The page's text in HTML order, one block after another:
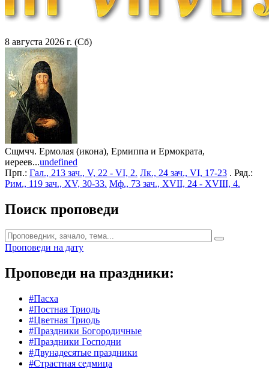
8 августа 2026 г. (Сб)
Сщмчч. Ермолая (икона), Ермиппа и Ермократа,
иереев...undefined
Прп.: Гал., 213 зач., V, 22 - VI, 2. Лк., 24 зач., VI, 17-23 . Ряд.:
Рим., 119 зач., XV, 30-33. Мф., 73 зач., XVII, 24 - XVIII, 4.
Поиск проповеди
Проповеди на дату
Проповеди на праздники:
#Пасха
#Постная Триодь
#Цветная Триодь
#Праздники Богородичные
#Праздники Господни
#Двунадесятые праздники
#Страстная седмица